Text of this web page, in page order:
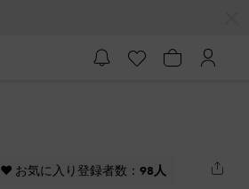
♥ お気に入り登録者数： 98人